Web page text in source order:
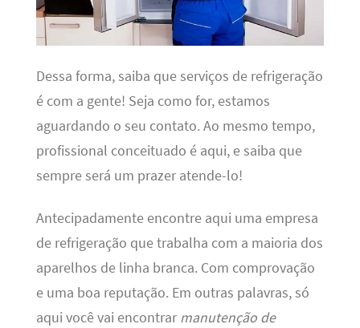
Dessa forma, saiba que serviços de refrigeração
é com a gente! Seja como for, estamos
aguardando o seu contato. Ao mesmo tempo,
profissional conceituado é aqui, e saiba que
sempre será um prazer atende-lo!
Antecipadamente encontre aqui uma empresa
de refrigeração que trabalha com a maioria dos
aparelhos de linha branca. Com comprovação
e uma boa reputação. Em outras palavras, só
aqui você vai encontrar manutenção de